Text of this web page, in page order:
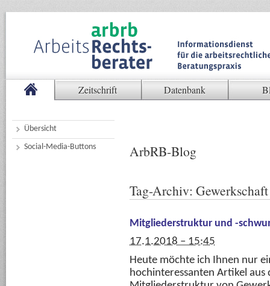
Zeitschrift Datenbank
Übersicht
Social-Media-Buttons
ArbRB-Blog
Tag-Archiv: Gewerkschaft
Mitgliederstruktur und -
17.1.2018 – 15:45
Heute möchte ich Ihnen nur
hochinteressanten Artikel aus